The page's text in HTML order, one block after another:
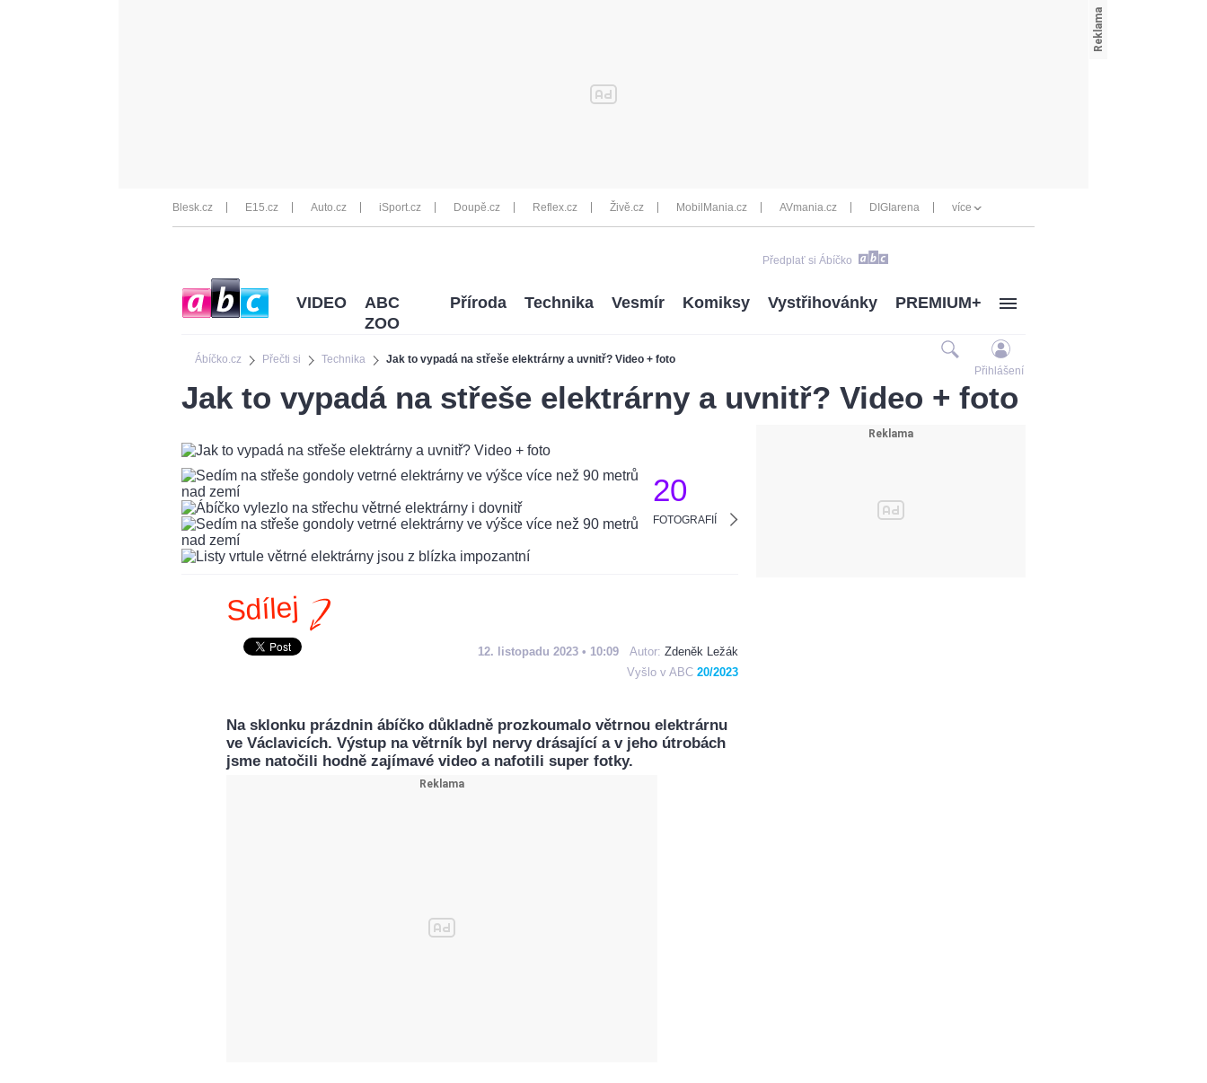
Blesk.cz E15.cz Auto.cz iSport.cz Doupě.cz Reflex.cz Živě.cz MobilMania.cz AVmania.cz DIGIarena více
Předplať si Ábíčko
Ábíčko.cz Přečti si Technika Jak to vypadá na střeše elektrárny a uvnitř? Video + foto
VIDEO
ABC
ZOO
Příroda Technika Vesmír Komiksy Vystřihovánky PREMIUM+
Přihlášení
Jak to vypadá na střeše elektrárny a uvnitř? Video + foto
20
FOTOGRAFIÍ
Sdílej
12. listopadu 2023 • 10:09 Autor: Zdeněk Ležák
Vyšlo v ABC 20/2023
Na sklonku prázdnin ábíčko důkladně prozkoumalo větrnou elektrárnu
ve Václavicích. Výstup na větrník byl nervy drásající a v jeho útrobách
jsme natočili hodně zajímavé video a nafotili super fotky.